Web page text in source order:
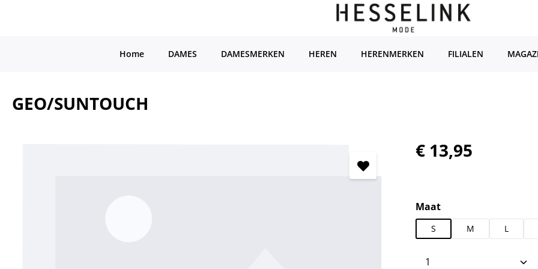
Home DAMES DAMESMERKEN HEREN HERENMERKEN FILIALEN
GEO/SUNTOUCH
Normale prijs:
€ 13,95
Selecteer
Maat
S M L